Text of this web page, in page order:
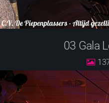
03 Gala